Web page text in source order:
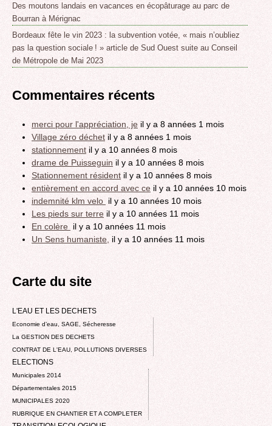
Des moutons landais en vacances en écopâturage au parc de
Bourran à Mérignac
Bordeaux fête le vin 2023 : la subvention votée, « mais n’oubliez
pas la question sociale ! » article de Sud Ouest suite au Conseil
de Métropole de Mai 2023
Commentaires récents
merci pour l'appréciation, je il y a 8 années 1 mois
Village zéro déchet il y a 8 années 1 mois
stationnement il y a 10 années 8 mois
drame de Puisseguin il y a 10 années 8 mois
Stationnement résident il y a 10 années 8 mois
entièrement en accord avec ce il y a 10 années 10 mois
indemnité klm velo il y a 10 années 10 mois
Les pieds sur terre il y a 10 années 11 mois
En colère il y a 10 années 11 mois
Un Sens humaniste, il y a 10 années 11 mois
Carte du site
L'EAU ET LES DECHETS
Economie d’eau, SAGE, Sécheresse
La GESTION DES DECHETS
CONTRAT DE L'EAU, POLLUTIONS DIVERSES
ELECTIONS
Municipales 2014
Départementales 2015
MUNICIPALES 2020
RUBRIQUE EN CHANTIER ET A COMPLETER